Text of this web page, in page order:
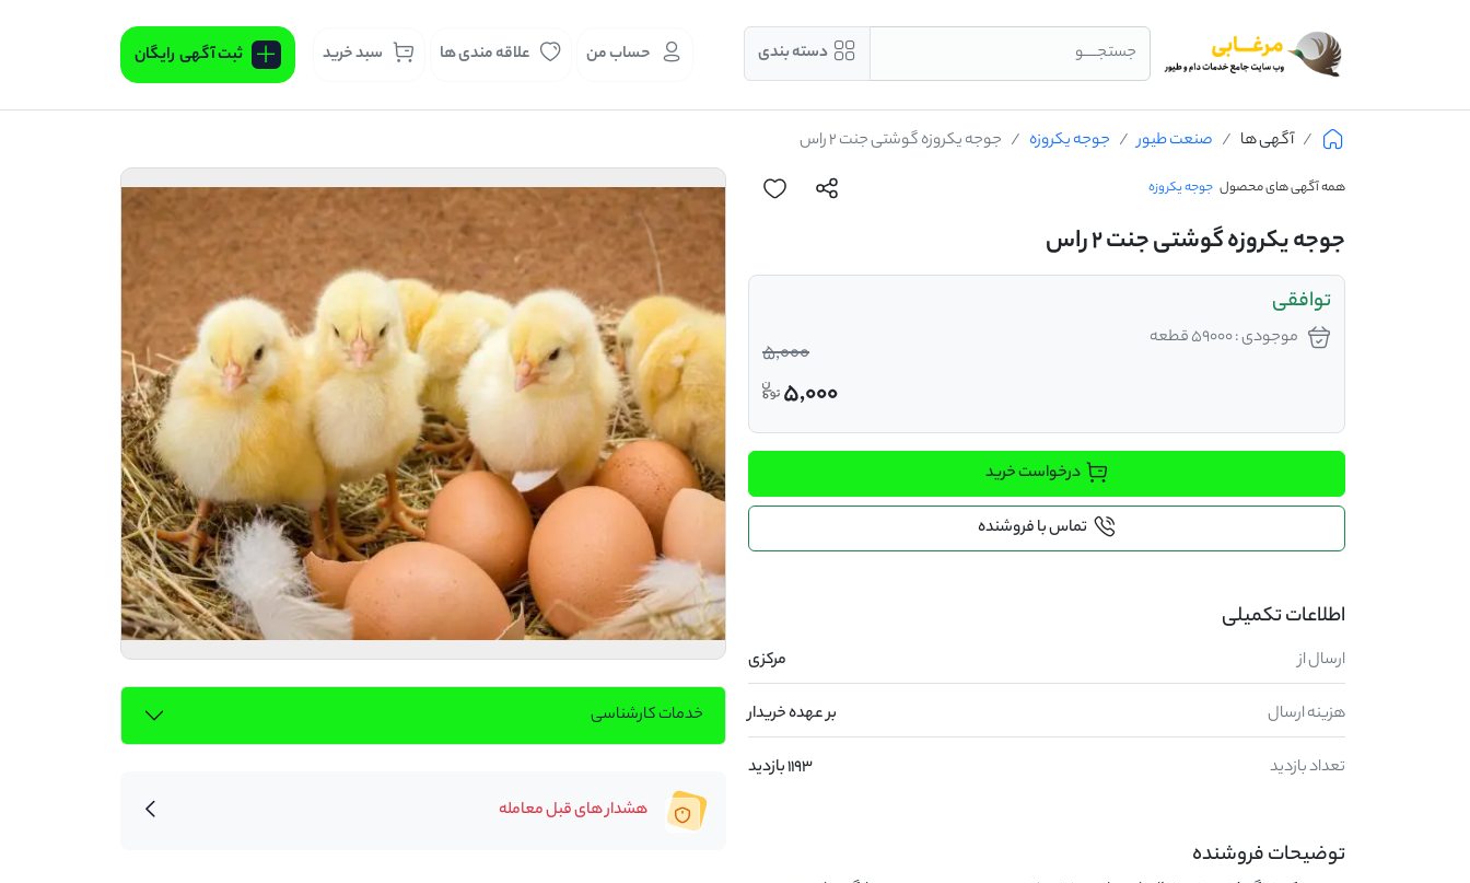
جستجــــو دسته بندی حساب من علاقه مندی ها سبد خرید ثبت آگهی رایگان
آگهی ها صنعت طیور جوجه یکروزه جوجه یکروزه گوشتی جنت 2 راس
همه آگهی های محصول جوجه یکروزه
جوجه یکروزه گوشتی جنت 2 راس
توافقی
موجودی : 59000 قطعه 5,000
5,000
درخواست خرید
تماس با فروشنده
اطلاعات تکمیلی
ارسال از مرکزی
هزینه ارسال بر عهده خریدار
تعداد بازدید 1193 بازدید
توضیحات فروشنده
خدمات کارشناسی
هشدار های قبل معامله